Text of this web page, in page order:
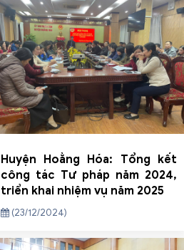
Huyện Hoằng Hóa: Tổng kết
công tác Tư pháp năm 2024,
triển khai nhiệm vụ năm 2025
(23/12/2024)